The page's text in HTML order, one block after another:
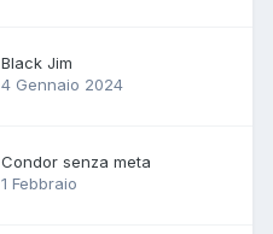
Black Jim
4 Gennaio 2024
Condor senza meta
1 Febbraio